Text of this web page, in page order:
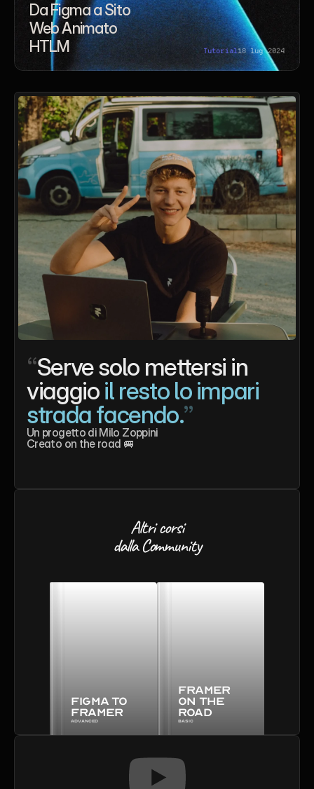
Da Figma a Sito
Web Animato
HTLM
Tutorial18 lug 2024
“Serve solo mettersi in
viaggio il resto lo impari
strada facendo.”
Un progetto di Milo Zoppini
Creato on the road 🚐
Altri corsi
dalla Community
Figma to
Framer
Advanced
Framer
on the
road
Basic